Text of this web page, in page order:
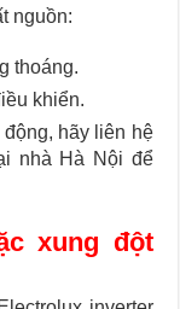
nguồn:
thoáng.
khiển.
hãy liên hệ
nhà Hà Nội để
xung đột